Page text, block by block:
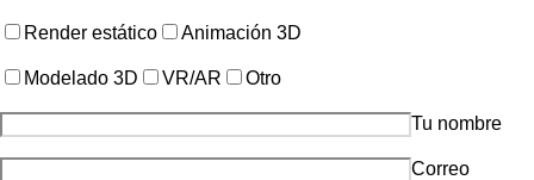
Render estático Animación 3D
Modelado 3D VR/AR Otro
Tu nombre
Correo